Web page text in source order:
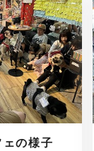
ェの様子